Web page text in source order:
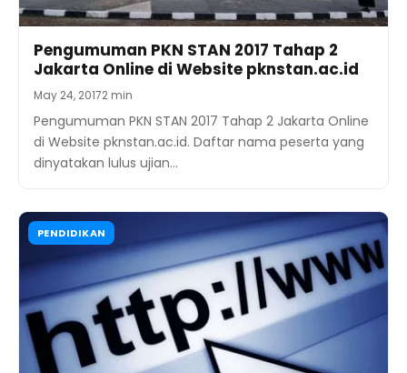
Pengumuman PKN STAN 2017 Tahap 2
Jakarta Online di Website pknstan.ac.id
May 24, 20172 min
Pengumuman PKN STAN 2017 Tahap 2 Jakarta Online
di Website pknstan.ac.id. Daftar nama peserta yang
dinyatakan lulus ujian…
PENDIDIKAN